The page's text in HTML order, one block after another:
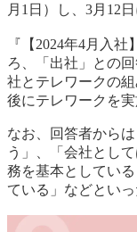
月1日）し、3月12
『【2024年4月入
ろ、「出社」との
社とテレワークの
後にテレワークを実
なお、回答者から
う」、「会社とし
務を基本としてい
ている」などとい